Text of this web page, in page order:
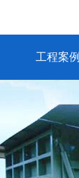
工程案例